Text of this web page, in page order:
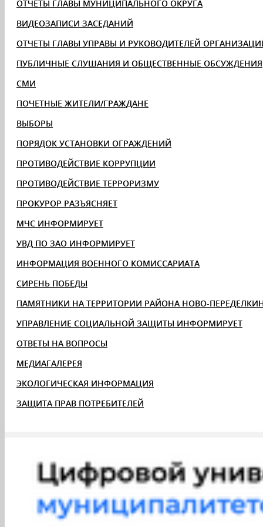
ОТЧЁТЫ ГЛАВЫ МУНИЦИПАЛЬНОГО ОКРУГА
ВИДЕОЗАПИСИ ЗАСЕДАНИЙ
ОТЧЕТЫ ГЛАВЫ УПРАВЫ И РУКОВОДИТЕЛЕЙ
ПУБЛИЧНЫЕ СЛУШАНИЯ И ОБЩЕСТВЕННЫЕ ОБСУЖДЕНИЯ
СМИ
ПОЧЕТНЫЕ ЖИТЕЛИ/ГРАЖДАНЕ
ВЫБОРЫ
ПОРЯДОК УСТАНОВКИ ОГРАЖДЕНИЙ
ПРОТИВОДЕЙСТВИЕ КОРРУПЦИИ
ПРОТИВОДЕЙСТВИЕ ТЕРРОРИЗМУ
ПРОКУРОР РАЗЪЯСНЯЕТ
МЧС ИНФОРМИРУЕТ
УВД ПО ЗАО ИНФОРМИРУЕТ
ИНФОРМАЦИЯ ВОЕННОГО КОМИССАРИАТА
СИРЕНЬ ПОБЕДЫ
ПАМЯТНИКИ НА ТЕРРИТОРИИ РАЙОНА НОВО-
УПРАВЛЕНИЕ СОЦИАЛЬНОЙ ЗАЩИТЫ ИНФОРМИРУЕТ
ОТВЕТЫ НА ВОПРОСЫ
МЕДИАГАЛЕРЕЯ
ЭКОЛОГИЧЕСКАЯ ИНФОРМАЦИЯ
ЗАЩИТА ПРАВ ПОТРЕБИТЕЛЕЙ